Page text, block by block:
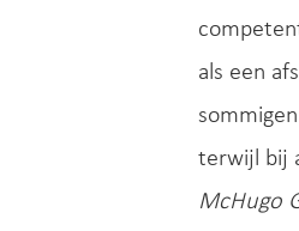
als een
terwijl bij
McHugo